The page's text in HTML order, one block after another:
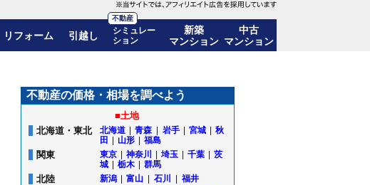
リフォーム 引越し
不動産
シミュレー
ション
新築
マンション
中古
マンション
後の価格推移も公開｜秋田県三種町
不動産の価格・相場を調べよう
■土地
北海道・東北
北海道 青森 岩手 宮城
秋
田
山形 福島
関東 東京 神奈川 埼玉 千葉
茨
城
栃木 群馬
北陸 新潟 富山 石川 福井